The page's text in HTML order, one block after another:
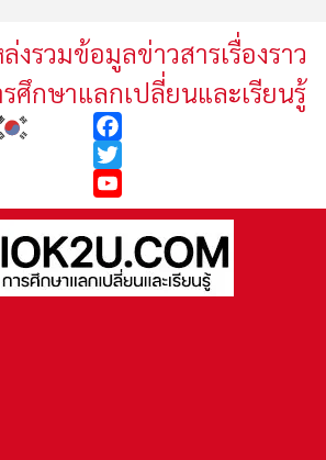
งรวมข้อมูลข่าวสารเรื่องราว
ศึกษาแลกเปลี่ยนและเรียนรู้
Facebook
Twitter
YouTube